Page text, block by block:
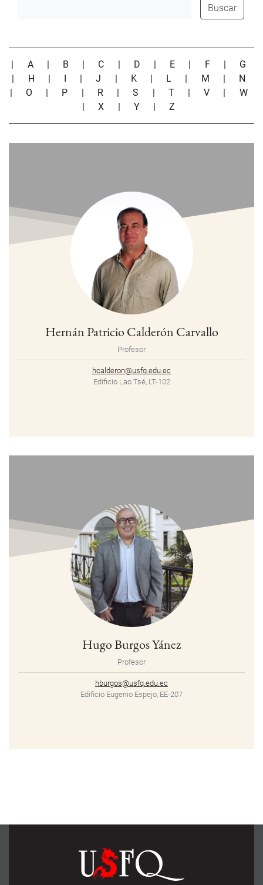
Buscar
| A | B | C | D | E | F | G
| H | I |J | K | L | M | N
| O | P | R |S | T |V | W
|X | Y |Z
Hernán Patricio Calderón Carvallo
Profesor
hcalderon@usfq.edu.ec
Edificio Lao Tsé, LT-102
Hugo Burgos Yánez
Profesor
hburgos@usfq.edu.ec
Edificio Eugenio Espejo, EE-207